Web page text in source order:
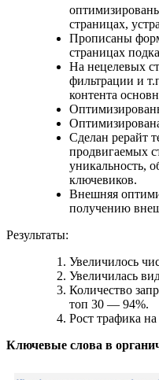
страницах,
Прописаны
страницах
На нецелевых
фильтрации и
контента
Сделан рерайт
продвигаемых
уникальность,
ключевиков.
Внешняя
получению
Результаты:
Увеличилось
Увеличилась
Количество
топ 30 — 94%.
Рост трафика
Ключевые слова в